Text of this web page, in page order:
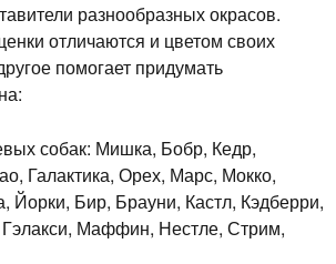
разнообразных окрасов.
отличаются и цветом своих
помогает придумать
собак: Мишка, Бобр, Кедр,
Галактика, Орех, Марс, Мокко,
Йорки, Бир, Брауни, Кастл, Кэдберри,
Маффин, Нестле, Стрим,